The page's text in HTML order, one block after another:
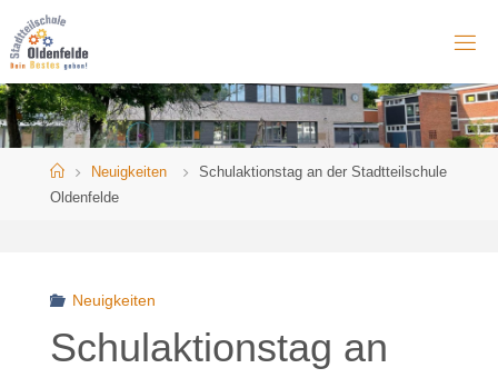
content
HomeNeuigkeiten
Schulaktionstag an der Stadtteilschule
Oldenfelde
Neuigkeiten
Schulaktionstag an